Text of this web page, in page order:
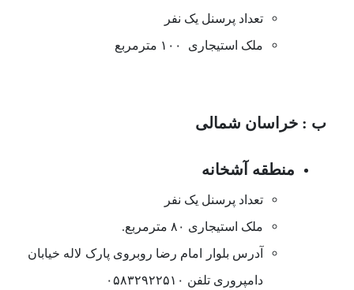
تعداد پرسنل یک نفر
ملک استیجاری ۱۰۰ مترمربع
ب : خراسان شمالی
منطقه آشخانه
تعداد پرسنل یک نفر
ملک استیجاری ۸۰ مترمربع.
آدرس بلوار امام رضا روبروی پارک لاله خیابان
دامپروری تلفن ۰۵۸۳۲۹۲۲۵۱۰